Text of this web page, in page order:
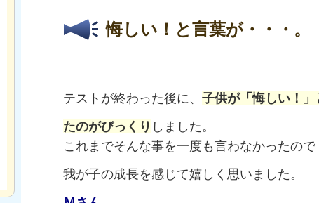
悔しい！と言葉が・・・。
テストが終わった後に、 子供が「悔しい！」
たのがびっくり しました。
これまでそんな事を一度も言わなかったので
我が子の成長を感じて嬉しく思いました